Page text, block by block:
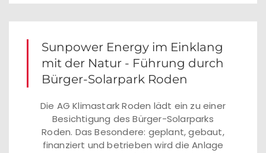
Sunpower Energy im Einklang
mit der Natur - Führung durch
Bürger-Solarpark Roden
Die AG Klimastark Roden lädt ein zu einer
Besichtigung des Bürger-Solarparks
Roden. Das Besondere: geplant, gebaut,
finanziert und betrieben wird die Anlage